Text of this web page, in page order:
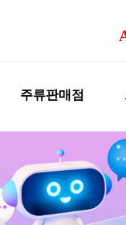
주류판매점